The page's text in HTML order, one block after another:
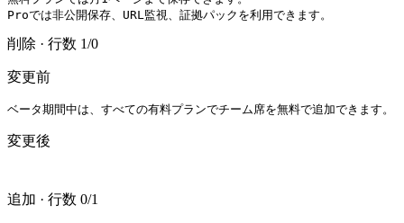
Proでは非公開保存、URL監視、証拠パックを利用できます。
削除 · 行数 1/0
変更前
ベータ期間中は、すべての有料プランでチーム席を無料で追加できます。
変更後
追加 · 行数 0/1